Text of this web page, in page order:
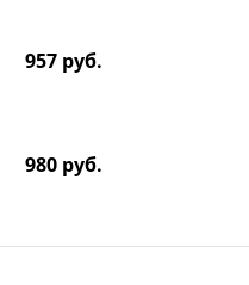
957 руб.
980 руб.